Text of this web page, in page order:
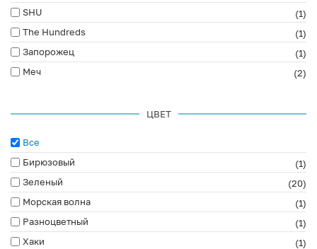
SHU
(1)
The Hundreds
(1)
Запорожец
(1)
Меч
(2)
ЦВЕТ
Все
Бирюзовый
(1)
Зеленый
(20)
Морская волна
(1)
Разноцветный
(1)
Хаки
(1)